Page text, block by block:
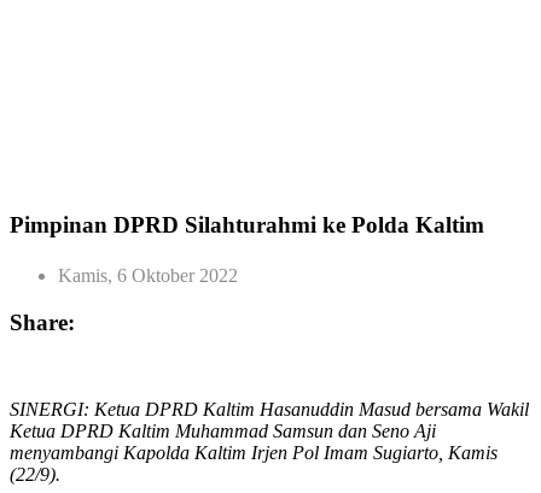
Pimpinan DPRD Silahturahmi ke Polda Kaltim
Kamis, 6 Oktober 2022
Share:
SINERGI: Ketua DPRD Kaltim Hasanuddin Masud bersama Wakil
Ketua DPRD Kaltim Muhammad Samsun dan Seno Aji
menyambangi Kapolda Kaltim Irjen Pol Imam Sugiarto, Kamis
(22/9).